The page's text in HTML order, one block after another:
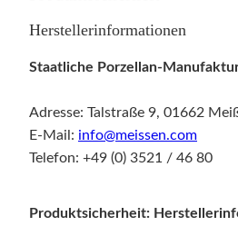
Herstellerinformationen
Staatliche Porzellan-
Adresse: Talstraße 9, 01662
E-Mail: info@meissen.com
Telefon: +49 (0) 3521 / 46 80
Produktsicherheit: